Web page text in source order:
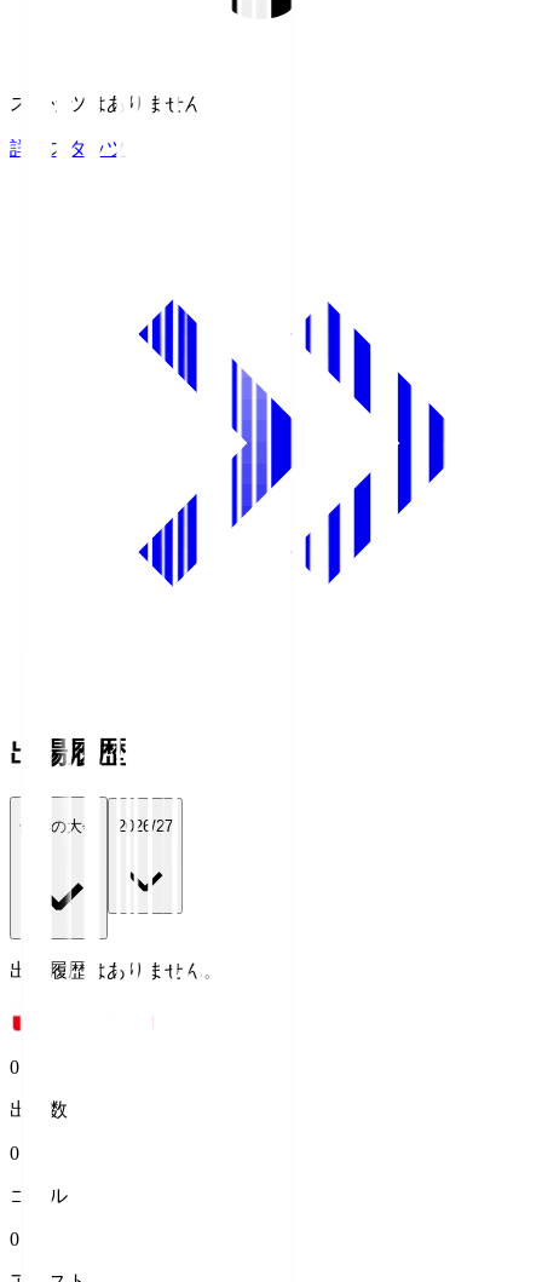
スタッツはありません。
詳細スタッツ
出場履歴
全ての大会 2026/27
出場履歴はありません。
0
出場数
0
ゴール
0